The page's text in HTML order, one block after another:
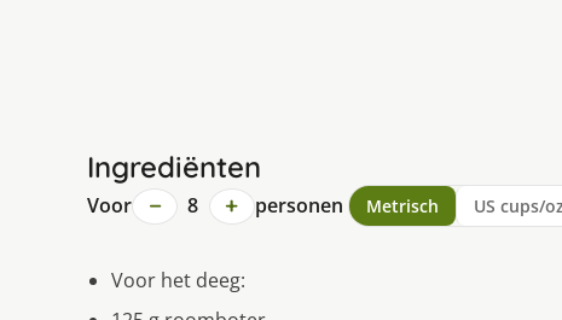
Ingrediënten
Voor − 8 + personen Metrisch US cups/
Voor het deeg: